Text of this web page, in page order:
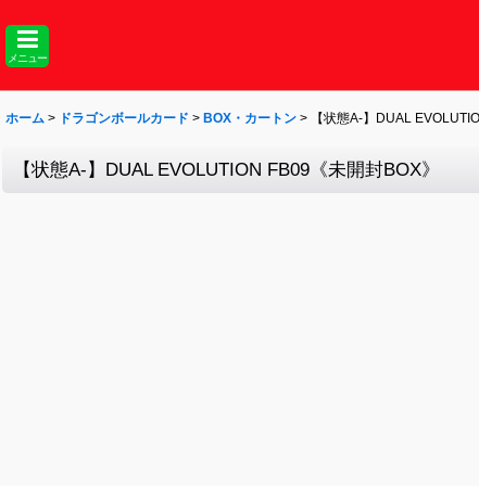
メニュー
ホーム > ドラゴンボールカード > BOX・カートン > 【状態A-】DUAL
【状態A-】DUAL EVOLUTION FB09《未開封BOX》